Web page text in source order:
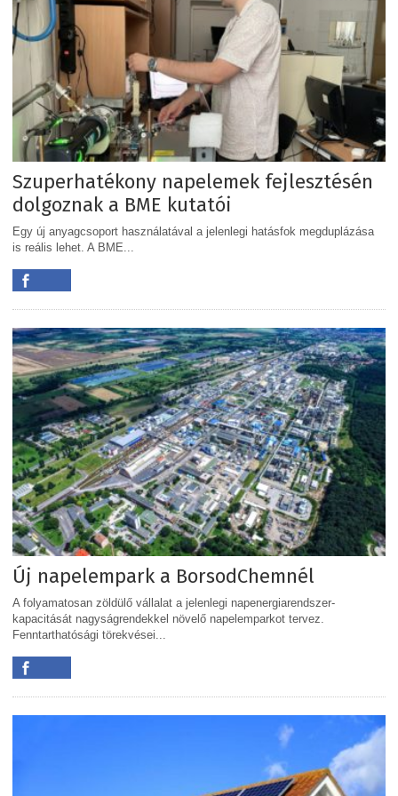
Szuperhatékony napelemek fejlesztésén
dolgoznak a BME kutatói
Egy új anyagcsoport használatával a jelenlegi hatásfok megduplázása
is reális lehet. A BME...
Új napelempark a BorsodChemnél
A folyamatosan zöldülő vállalat a jelenlegi napenergiarendszer-
kapacitását nagyságrendekkel növelő napelemparkot tervez.
Fenntarthatósági törekvései...